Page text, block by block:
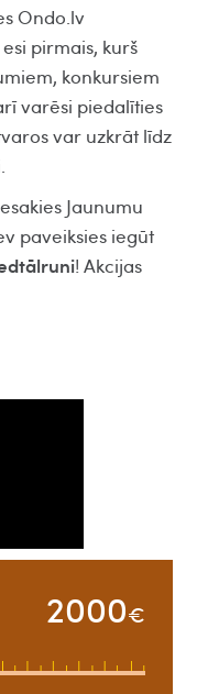
Ondo.lv
pirmais, kurš
konkursiem
varēsi piedalīties
var uzkrāt līdz
Jaunumu
paveiksies iegūt
! Akcijas
2000€